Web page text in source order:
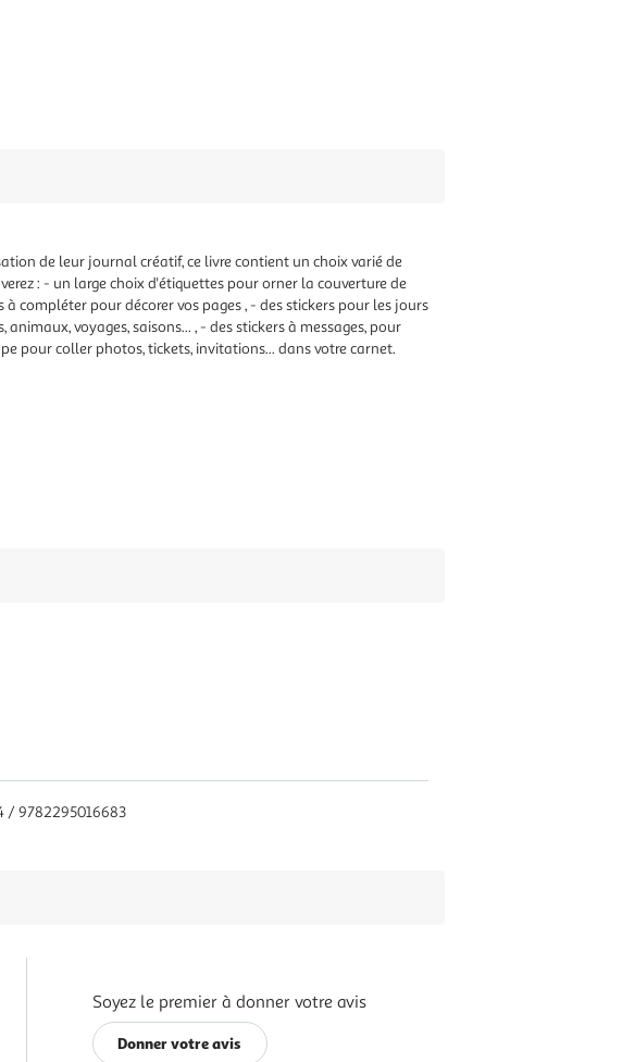
de leur journal créatif, ce livre contient un choix varié de
: - un large choix d'étiquettes pour orner la couverture de
compléter pour décorer vos pages , - des stickers pour les jours
voyages, saisons... , - des stickers à messages, pour
pour coller photos, tickets, invitations... dans votre carnet.
/ 9782295016683
Soyez le premier à donner votre avis
Donner votre avis